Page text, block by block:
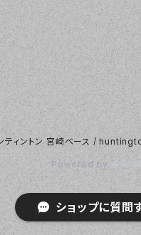
ティントン 宮崎ベース /
Powered by
ショップに質問